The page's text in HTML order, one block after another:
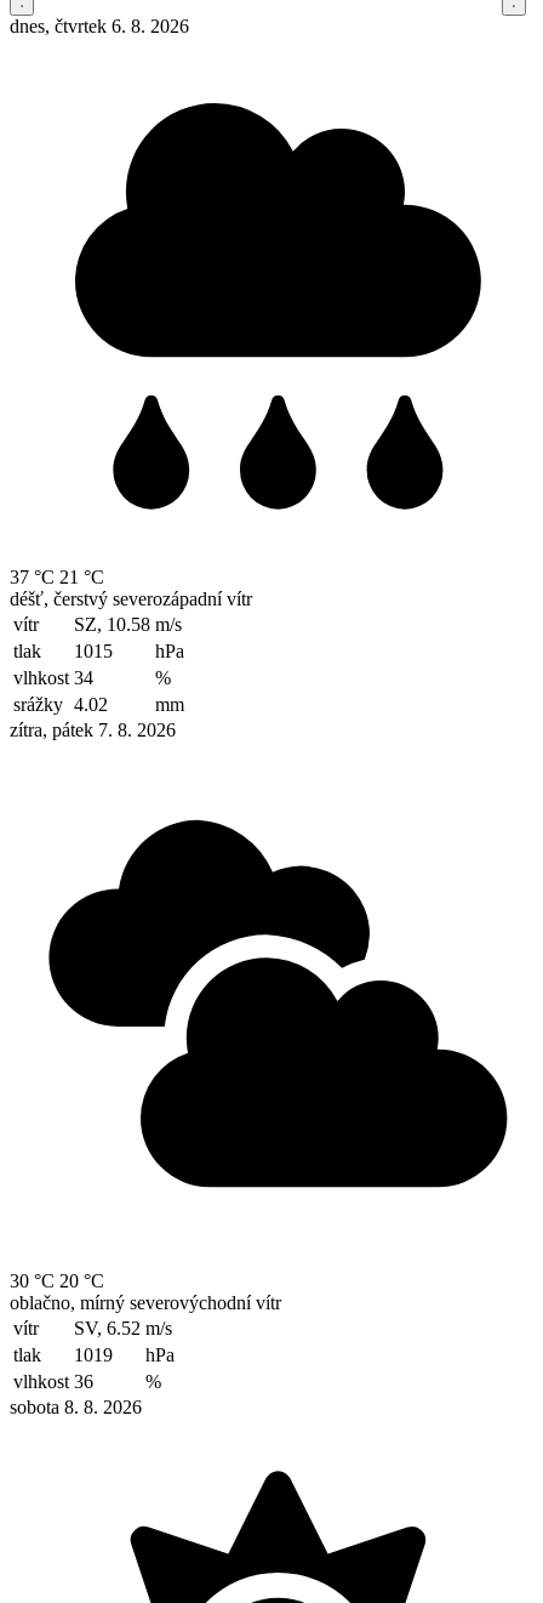
dnes, čtvrtek 6. 8. 2026
37 °C 21 °C
déšť, čerstvý severozápadní vítr
vítr
SZ, 10.58 m/s
tlak
1015
hPa
vlhkost 34
%
srážky 4.02
mm
zítra, pátek 7. 8. 2026
30 °C 20 °C
oblačno, mírný severovýchodní vítr
vítr
SV, 6.52 m/s
tlak
1019
hPa
vlhkost 36
%
sobota 8. 8. 2026